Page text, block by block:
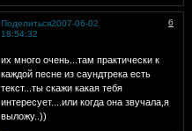
Поделиться 6
2007-06-02
18:54:32
их много очень...там практически к
каждой песне из саундтрека есть
текст...ты скажи какая тебя
интересует....или когда она звучала,я
выложу..))